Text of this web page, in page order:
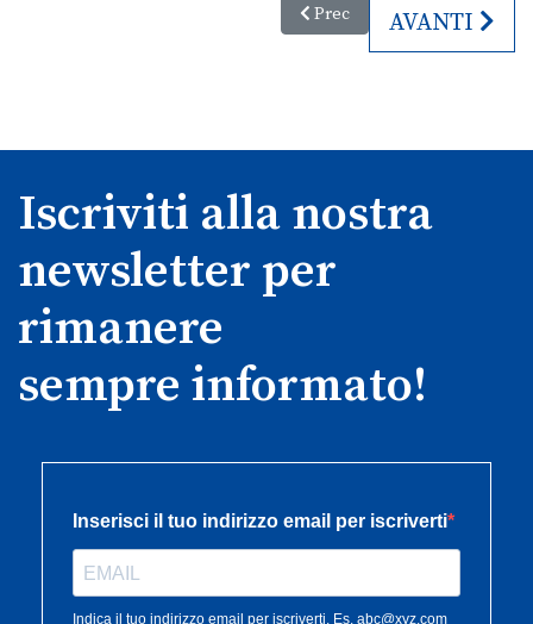
Articolo precedente: Borghi
Prec ARTICOLO
AVANTI
Iscriviti alla nostra
newsletter per
rimanere
sempre informato!